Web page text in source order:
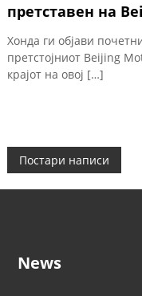
претставен на
Хонда ги објави
претстојниот Beijing
крајот на овој […]
Н
а
и
Постари написи
News